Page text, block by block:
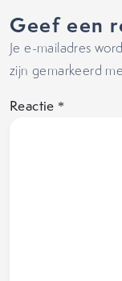
Geef een
Je e-mailadres
zijn gemarkeerd
Reactie *